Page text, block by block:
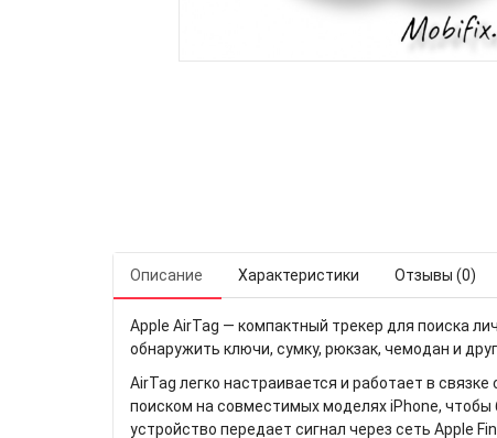
Описание Характеристики Отзывы (0)
Apple AirTag — компактный трекер для поиска
обнаружить ключи, сумку, рюкзак, чемодан и
AirTag легко настраивается и работает в
поиском на совместимых моделях iPhone,
устройство передает сигнал через сеть Apple